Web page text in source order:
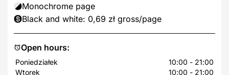
Open hours:
Poniedziałek
10:00 - 21:00
Wtorek
10:00 - 21:00
Monochrome page
Black and white: 0,69 zł gross/page